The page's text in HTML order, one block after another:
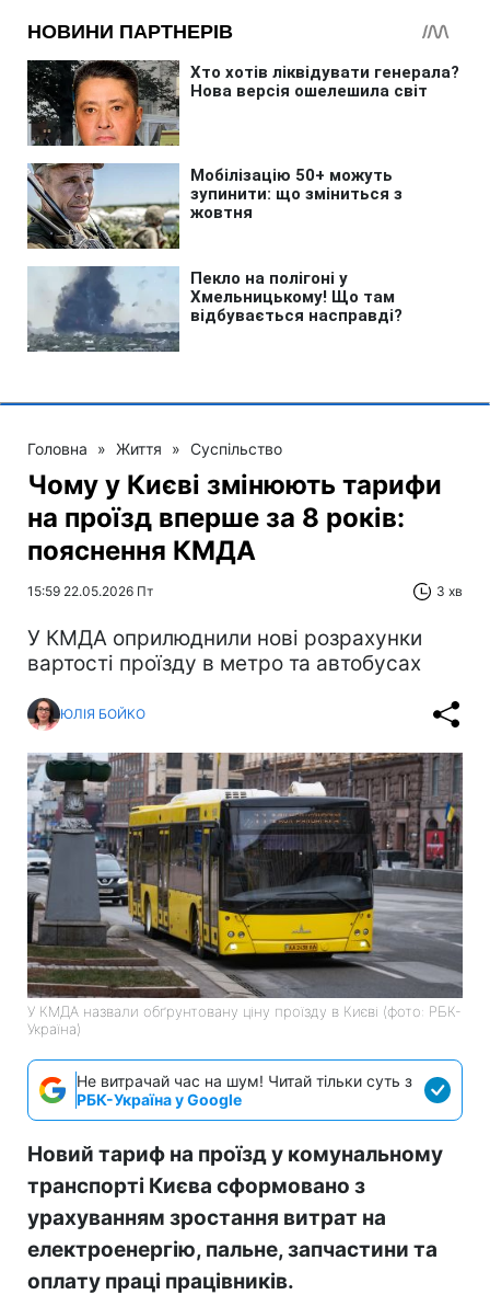
Головна » Життя » Суспільство
Чому у Києві змінюють тарифи
на проїзд вперше за 8 років:
пояснення КМДА
15:59 22.05.2026 Пт 3 хв
У КМДА оприлюднили нові розрахунки
вартості проїзду в метро та автобусах
ЮЛІЯ БОЙКО
У КМДА назвали обґрунтовану ціну проїзду в Києві (фото: РБК-
Україна)
Не витрачай час на шум! Читай тільки суть з
РБК-Україна у Google
Новий тариф на проїзд у комунальному
транспорті Києва сформовано з
урахуванням зростання витрат на
електроенергію, пальне, запчастини та
оплату праці працівників.